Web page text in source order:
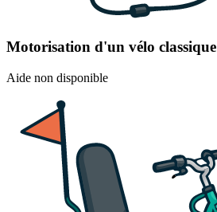
Motorisation d'un vélo classique
Aide non disponible